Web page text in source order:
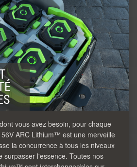
vous avez besoin, pour chaque
ARC Lithium™ est une merveille
la concurrence à tous les niveaux
surpasser l'essence. Toutes nos